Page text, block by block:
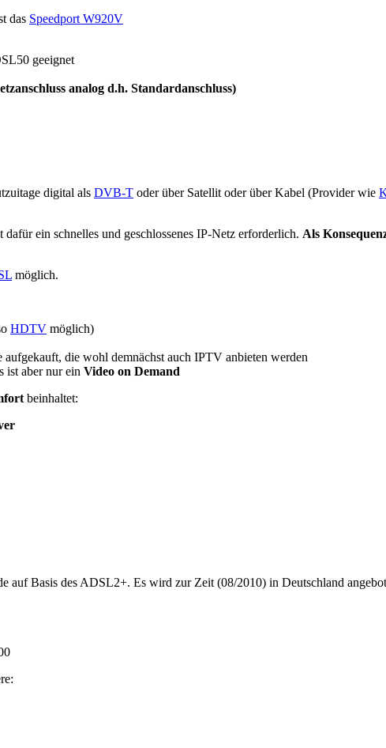
das Speedport W920V
geeignet
analog d.h. Standardanschluss)
digital als DVB-T oder über Satellit oder über Kabel (Provider wie
ein schnelles und geschlossenes IP-Netz erforderlich. Als
möglich.
HDTV möglich)
die wohl demnächst auch IPTV anbieten werden
ist aber nur ein Video on Demand
beinhaltet:
auf Basis des ADSL2+. Es wird zur Zeit (08/2010) in Deutschland